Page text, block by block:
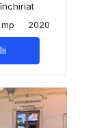
2020